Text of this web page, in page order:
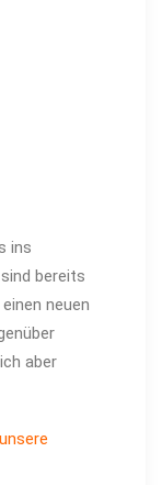
ins
bereits
neuen
aber